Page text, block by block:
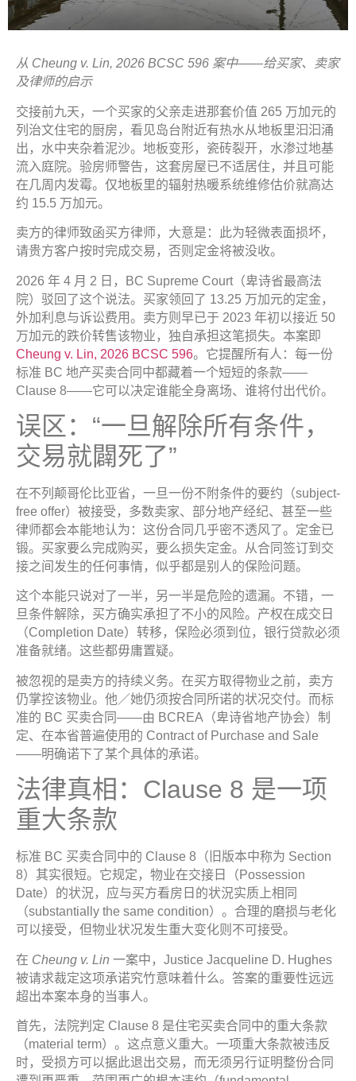
从 Cheung v. Lin, 2026 BCSC 596 案中——给买家、卖家
及律师的启示
交接前九天，一个买家的父亲走进那套价值 265 万加元的
列治文住宅的厨房，看见岛台附近有热水从地板里汩汩涌
出，水中夹杂着泥沙。地板变形，瓷砖裂开，水渗过地基
流入庭院。验房师警告，这套房屋已不适居住，并且可能
在几周内发霉。仅地板里的辐射热暖系统维修估价就高达
约 15.5 万加元。
卖方的律师致函买方律师，大意是：此为轻微表面损坏，
请贵方客户按时完成交易，否则定金将被没收。
2026 年 4 月 2 日，BC Supreme Court（卑诗省最高法
院）驳回了这个说法。买家领回了 13.25 万加元的定金，
外加利息与诉讼费用。卖方则早已于 2023 年初以接近 50
万加元的跌价转售该物业，独自承担这笔损失。本案即
Cheung v. Lin, 2026 BCSC 596。它提醒所有人：每一份
标准 BC 地产买卖合同中都藏着一个短短的条款——
Clause 8——它可以决定谁能全身离场、谁将付出代价。
误区：“一旦解除所有条件，
交易就闢死了”
在不列颠哥伦比亚省，一旦一份不附条件的要约（subject-
free offer）被接受，多数卖家、部分地产经纪、甚至一些
律师都会本能地认为：这份合同几乎密不透风了。定金已
锻。买家要么完成购买，要么损失定金。从合同签订到交
接之间发生的任何事情，似乎都是别人的保险问题。
这个本能只说对了一半，另一半是危险的遗漏。不错，一
旦条件解除，买方确实承担了不小的风险。产权在成交日
（Completion Date）转移，保险必须到位，银行贷款必须
准备就绪。这些都毋庸置疑。
被忽视的是卖方的持续义务。在买方取得物业之前，卖方
仍掌控该物业。他／她仍须按合同所诺的状况交付。而标
准的 BC 买卖合同——由 BCREA（卑诗省地产协会）制
定、在本省普遍使用的 Contract of Purchase and Sale
——明确诺下了某个具体的承诺。
法律真相：Clause 8 是一项
重大条款
标准 BC 买卖合同中的 Clause 8（旧版本中称为 Section
8）其实很短。它规定，物业在交接日（Possession
Date）的状況，应与买方看房日的状況实质上相同
（substantially the same condition）。合理的磨损与老化
可以接受，但物业状况发生重大变化则不可接受。
在 Cheung v. Lin 一案中，Justice Jacqueline D. Hughes
被请求裁定这项承诺究竹意味着什么。答案的重要性远远
超出本案本身的当事人。
首先，法院判定 Clause 8 是住宅买卖合同中的重大条款
（material term）。这点意义重大。一项重大条款被违反
时，受损方可以据此退出交易，而无须另行证明整份合同